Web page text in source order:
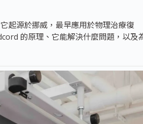
起源於挪威，最早應用於物理治療復
的原理、它能解決什麼問題，以及